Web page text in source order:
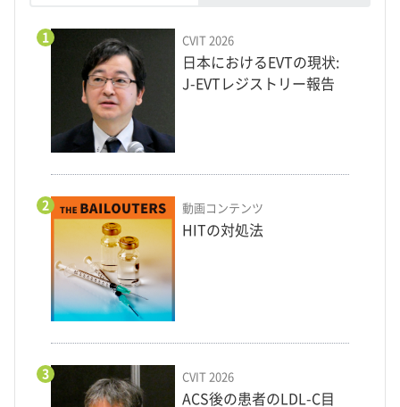
1 CVIT 2026
日本におけるEVTの現状:
J-EVTレジストリー報告
2 動画コンテンツ
HITの対処法
3 CVIT 2026
ACS後の患者のLDL-C目